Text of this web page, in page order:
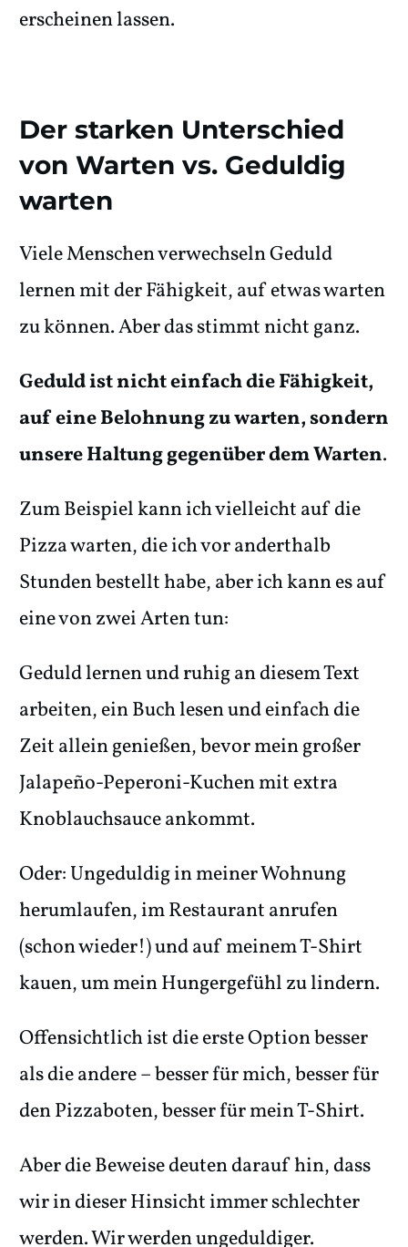
erscheinen lassen.
Der starken Unterschied
von Warten vs. Geduldig
warten
Viele Menschen verwechseln Geduld
lernen mit der Fähigkeit, auf etwas warten
zu können. Aber das stimmt nicht ganz.
Geduld ist nicht einfach die Fähigkeit,
auf eine Belohnung zu warten, sondern
unsere Haltung gegenüber dem Warten.
Zum Beispiel kann ich vielleicht auf die
Pizza warten, die ich vor anderthalb
Stunden bestellt habe, aber ich kann es auf
eine von zwei Arten tun:
Geduld lernen und ruhig an diesem Text
arbeiten, ein Buch lesen und einfach die
Zeit allein genießen, bevor mein großer
Jalapeño-Peperoni-Kuchen mit extra
Knoblauchsauce ankommt.
Oder: Ungeduldig in meiner Wohnung
herumlaufen, im Restaurant anrufen
(schon wieder!) und auf meinem T-Shirt
kauen, um mein Hungergefühl zu lindern.
Offensichtlich ist die erste Option besser
als die andere – besser für mich, besser für
den Pizzaboten, besser für mein T-Shirt.
Aber die Beweise deuten darauf hin, dass
wir in dieser Hinsicht immer schlechter
werden. Wir werden ungeduldiger.